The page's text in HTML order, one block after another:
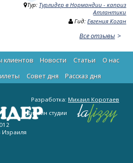
Тур: Турлидер в Нормандии - каприз
Атлантики
Гид:Евгения Коган
Все отзывы
клиентов Новости Статьи
О нас
Cовет дня Рассказ дня
Израиля
Разработка: Михаил Коротаев
Дизайн студии